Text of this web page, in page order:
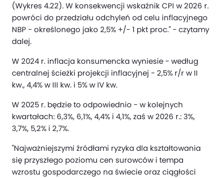
(Wykres 4.22). W konsekwencji wskaźnik CPI w 2026 r.
powróci do przedziału odchyleń od celu inflacyjnego
NBP - określonego jako 2,5% +/- 1 pkt proc." - czytamy
dalej.
W 2024 r. inflacja konsumencka wyniesie - według
centralnej ścieżki projekcji inflacyjnej - 2,5% r/r w II
kw., 4,4% w III kw. i 5% w IV kw.
W 2025 r. będzie to odpowiednio - w kolejnych
kwartałach: 6,3%, 6,1%, 4,4% i 4,1%, zaś w 2026 r.: 3%,
3,7%, 5,2% i 2,7%.
"Najważniejszymi źródłami ryzyka dla kształtowania
się przyszłego poziomu cen surowców i tempa
wzrostu gospodarczego na świecie oraz ciągłości